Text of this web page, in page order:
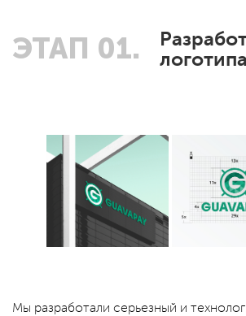
ЭТАП 01.
логотипа
Мы разработали серьезный и